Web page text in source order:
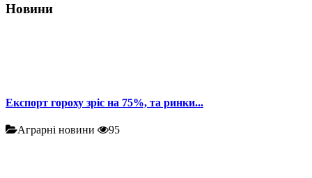
Новини
Експорт гороху зріс на 75%, та ринки...
Аграрні новини 95